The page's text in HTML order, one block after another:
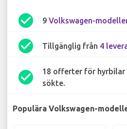
check_circle 9 Volkswagen-
check_circle Tillgänglig från 4
check_circle
18 offerter för hyrbilar
sökte.
Populära Volkswagen-